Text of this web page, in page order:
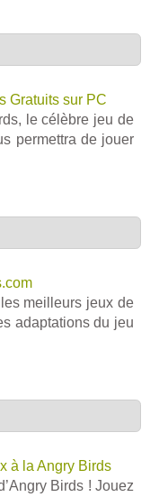
Gratuits sur PC
le célèbre jeu de
permettra de jouer
meilleurs jeux de
adaptations du jeu
à la Angry Birds
Birds ! Jouez